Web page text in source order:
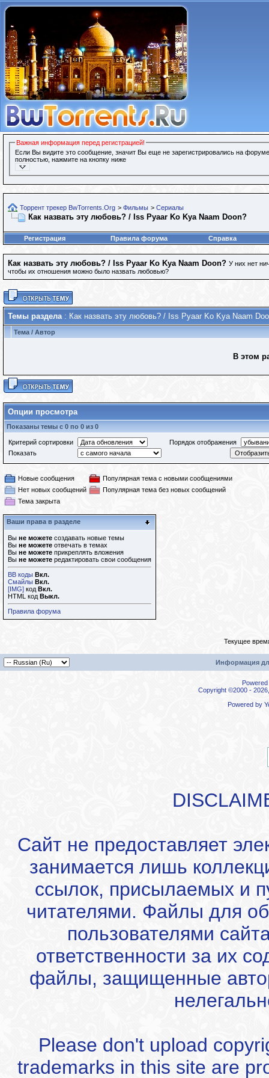
Важная информация перед регистрацией!
Если Вы видите это сообщение, значит Вы еще не зарегистрировались на
полностью, нажмите на кнопку ниже
Торрент трекер BwTorrents.Org > Фильмы > Сериалы
Как назвать эту любовь? / Iss Pyaar Ko Kya Naam Doon?
Регистрация Правила форума Справка
Как назвать эту любовь? / Iss Pyaar Ko Kya Naam Doon? У них нет
чтобы их отношения можно было назвать любовью?
Темы раздела: Как назвать эту любовь? / Iss Pyaar Ko Kya Naam
Тема / Автор
В этом
Опции просмотра
Показаны темы с 0 по 0 из 0
Критерий сортировки
Порядок отображения
Показать
Новые сообщения
Популярная тема с новыми сообщениями
Нет новых сообщений
Популярная тема без новых сообщений
Тема закрыта
Ваши права в разделе
Вы не можете создавать новые темы
Вы не можете отвечать в темах
Вы не можете прикреплять вложения
Вы не можете редактировать свои сообщения
BB коды Вкл.
Смайлы Вкл.
[IMG] код Вкл.
HTML код Выкл.
Правила форума
Текущее
Информация
Copyright ©2000 -
Powered by
Сайт не предоставляет
занимается лишь
ссылок, присылаемых и
читателями. Файлы для
пользователями
ответственности за их
файлы, защищенные
Please don't upload
trademarks in this site are